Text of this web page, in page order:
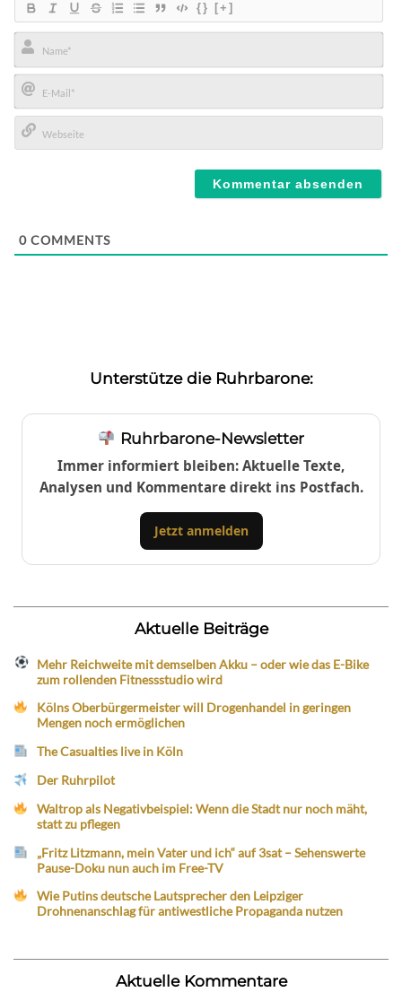
{} [+]
Name*
E-
Mail*
0 COMMENTS
Unterstütze die Ruhrbarone:
Ruhrbarone-Newsletter
Immer informiert bleiben: Aktuelle Texte,
Analysen und Kommentare direkt ins Postfach.
Jetzt anmelden
Aktuelle Beiträge
Mehr Reichweite mit demselben Akku – oder wie das E-Bike
zum rollenden Fitnessstudio wird
Kölns Oberbürgermeister will Drogenhandel in geringen
Mengen noch ermöglichen
The Casualties live in Köln
Der Ruhrpilot
Waltrop als Negativbeispiel: Wenn die Stadt nur noch mäht,
statt zu pflegen
„Fritz Litzmann, mein Vater und ich“ auf 3sat – Sehenswerte
Pause-Doku nun auch im Free-TV
Wie Putins deutsche Lautsprecher den Leipziger
Drohnenanschlag für antiwestliche Propaganda nutzen
Aktuelle Kommentare